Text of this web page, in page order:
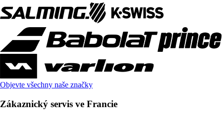
Objevte všechny naše značky
Zákaznický servis ve Francie